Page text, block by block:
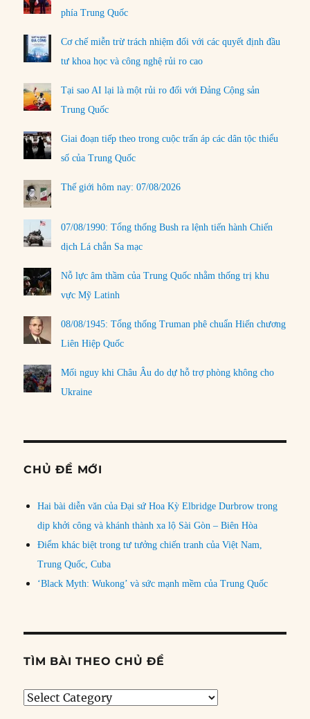
phía Trung Quốc
Cơ chế miễn trừ trách nhiệm đối với các quyết định đầu
tư khoa học và công nghệ rủi ro cao
Tại sao AI lại là một rủi ro đối với Đảng Cộng sản
Trung Quốc
Giai đoạn tiếp theo trong cuộc trấn áp các dân tộc thiểu
số của Trung Quốc
Thế giới hôm nay: 07/08/2026
07/08/1990: Tổng thống Bush ra lệnh tiến hành Chiến
dịch Lá chắn Sa mạc
Nỗ lực âm thầm của Trung Quốc nhằm thống trị khu
vực Mỹ Latinh
08/08/1945: Tổng thống Truman phê chuẩn Hiến chương
Liên Hiệp Quốc
Mối nguy khi Châu Âu do dự hỗ trợ phòng không cho
Ukraine
CHỦ ĐỀ MỚI
Hai bài diễn văn của Đại sứ Hoa Kỳ Elbridge Durbrow trong
dịp khởi công và khánh thành xa lộ Sài Gòn – Biên Hòa
Điểm khác biệt trong tư tưởng chiến tranh của Việt Nam,
Trung Quốc, Cuba
‘Black Myth: Wukong’ và sức mạnh mềm của Trung Quốc
TÌM BÀI THEO CHỦ ĐỀ
Tìm